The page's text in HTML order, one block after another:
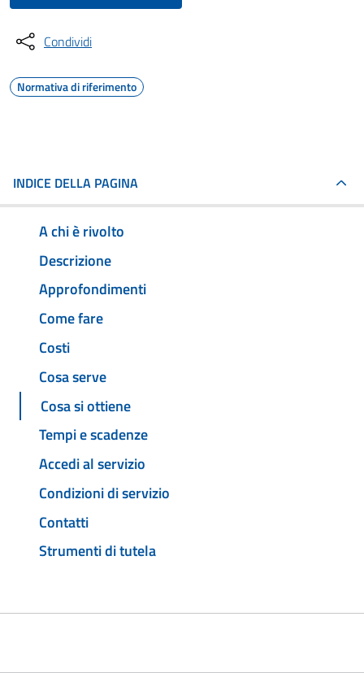
Condividi
Normativa di riferimento
INDICE DELLA PAGINA
A chi è rivolto
Descrizione
Approfondimenti
Come fare
Costi
Cosa serve
Cosa si ottiene
Tempi e scadenze
Accedi al servizio
Condizioni di servizio
Contatti
Strumenti di tutela